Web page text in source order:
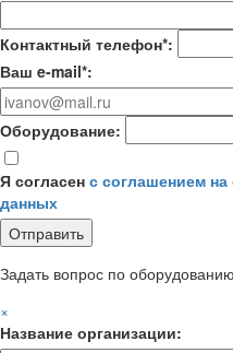
Контактный телефон*:
Ваш e-mail*:
Оборудование:
Я согласен с соглашением
данных
Задать вопрос по оборудованию
×
Название организации: